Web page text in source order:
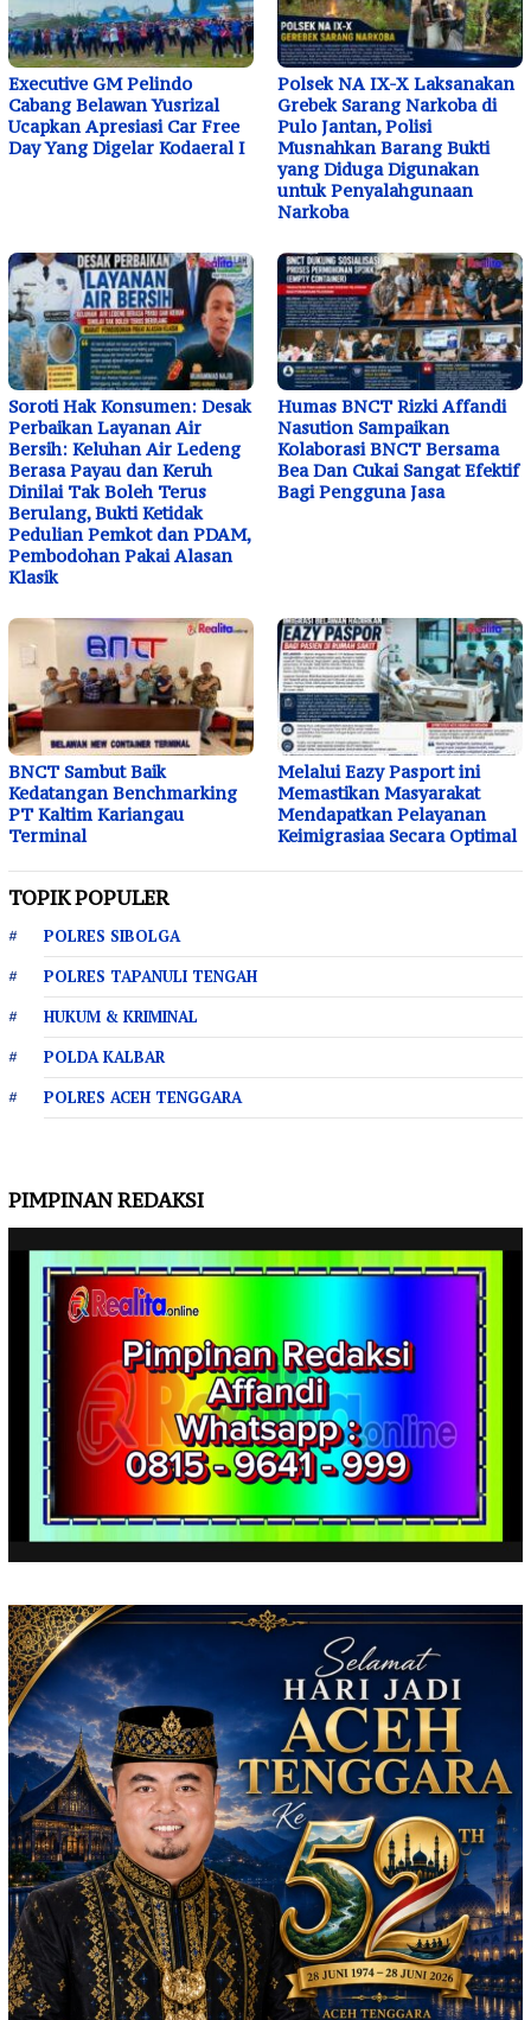
Executive GM Pelindo
Cabang Belawan Yusrizal
Ucapkan Apresiasi Car Free
Day Yang Digelar Kodaeral I
Polsek NA IX-X Laksanakan
Grebek Sarang Narkoba di
Pulo Jantan, Polisi
Musnahkan Barang Bukti
yang Diduga Digunakan
untuk Penyalahgunaan
Narkoba
Soroti Hak Konsumen: Desak
Perbaikan Layanan Air
Bersih: Keluhan Air Ledeng
Berasa Payau dan Keruh
Dinilai Tak Boleh Terus
Berulang, Bukti Ketidak
Pedulian Pemkot dan PDAM,
Pembodohan Pakai Alasan
Klasik
Humas BNCT Rizki Affandi
Nasution Sampaikan
Kolaborasi BNCT Bersama
Bea Dan Cukai Sangat Efektif
Bagi Pengguna Jasa
BNCT Sambut Baik
Kedatangan Benchmarking
PT Kaltim Kariangau
Terminal
Melalui Eazy Pasport ini
Memastikan Masyarakat
Mendapatkan Pelayanan
Keimigrasiaa Secara Optimal
TOPIK POPULER
POLRES SIBOLGA
POLRES TAPANULI TENGAH
HUKUM & KRIMINAL
POLDA KALBAR
POLRES ACEH TENGGARA
PIMPINAN REDAKSI